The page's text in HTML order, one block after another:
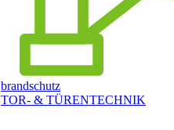
brandschutz
TOR- & TÜRENTECHNIK